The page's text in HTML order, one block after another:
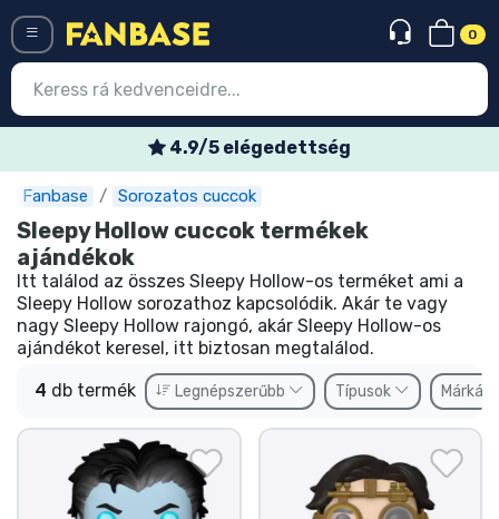
0
4.9/5 elégedettség
Fanbase Sorozatos cuccok
Sleepy Hollow cuccok termékek
ajándékok
Itt találod az összes Sleepy Hollow-os terméket ami a
Sleepy Hollow sorozathoz kapcsolódik. Akár te vagy
nagy Sleepy Hollow rajongó, akár Sleepy Hollow-os
ajándékot keresel, itt biztosan megtalálod.
4 db termék Legnépszerűbb Típusok Márkák
Belépés
Legújabb cuccok
Akciós ajánlatok
Express szállítás
Előrendelhető cuccok
Outlet cuccok
Ajándékkártya